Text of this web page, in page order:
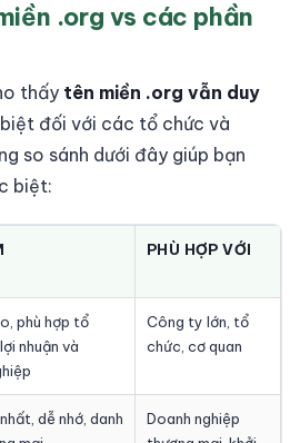
.org vs các phần
thấy tên miền .org vẫn duy
đối với các tổ chức và
so sánh dưới đây giúp bạn
biệt:
PHÙ HỢP VỚI
phù hợp tổ
nhuận và
Công ty lớn, tổ
chức, cơ quan
dễ nhớ, danh
Doanh nghiệp